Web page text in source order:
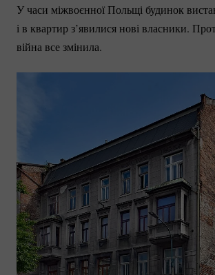
У часи міжвоєнної Польщі будинок
і в квартир з’явилися нові власники.
війна все змінила.